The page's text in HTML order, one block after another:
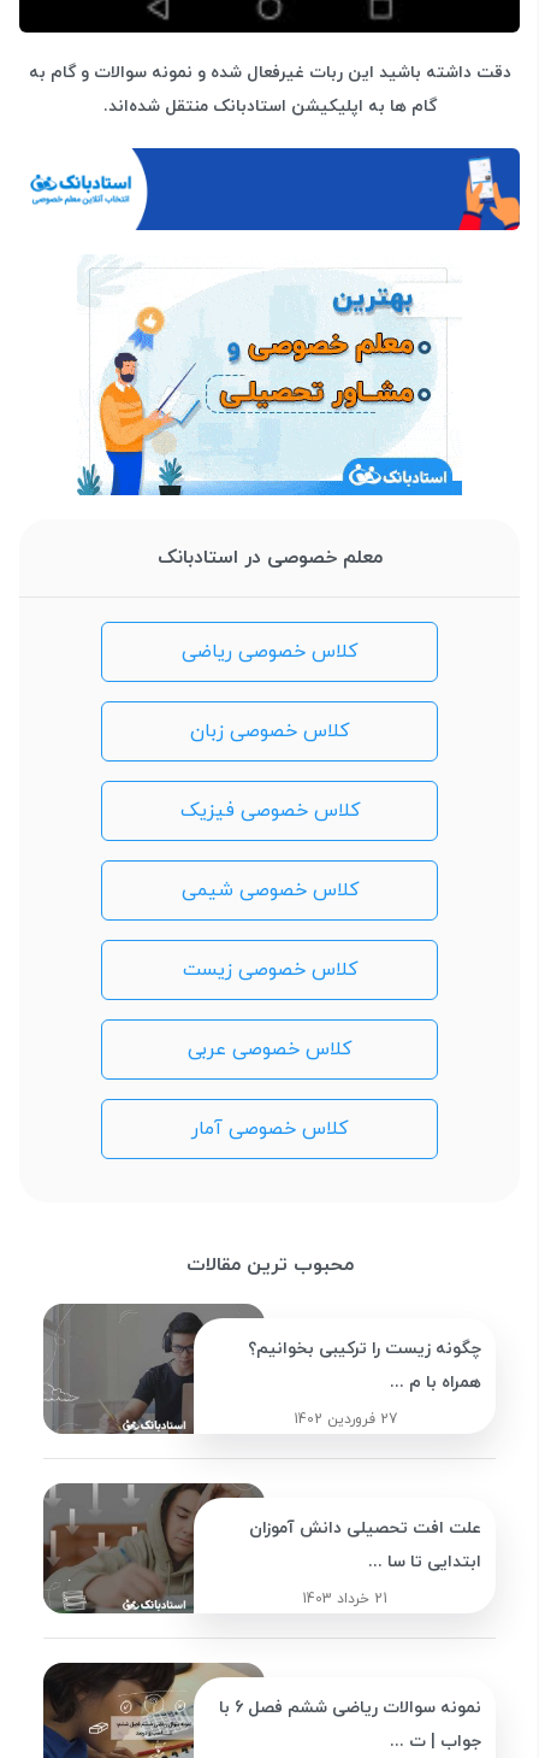
دقت داشته باشید این ربات غیرفعال شده و نمونه سوالات و گام به
گام ها به اپلیکیشن استادبانک منتقل شده‌اند.
معلم خصوصی در استادبانک
کلاس خصوصی ریاضی
کلاس خصوصی زبان
کلاس خصوصی فیزیک
کلاس خصوصی شیمی
کلاس خصوصی زیست
کلاس خصوصی عربی
کلاس خصوصی آمار
محبوب ترین مقالات
چگونه زیست را ترکیبی بخوانیم؟
همراه با م ...
27 فروردین 1402
علت افت تحصیلی دانش آموزان
ابتدایی تا سا ...
21 خرداد 1403
نمونه سوالات ریاضی ششم فصل 6 با
جواب | ت ...